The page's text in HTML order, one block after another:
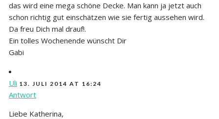
das wird eine mega schöne Decke. Man kann ja jetzt auch
schon richtig gut einschätzen wie sie fertig aussehen wird.
Da freu Dich mal drauf!.
Ein tolles Wochenende wünscht Dir
Gabi
Uli 13. JULI 2014 AT 16:24
Antwort
Liebe Katherina,